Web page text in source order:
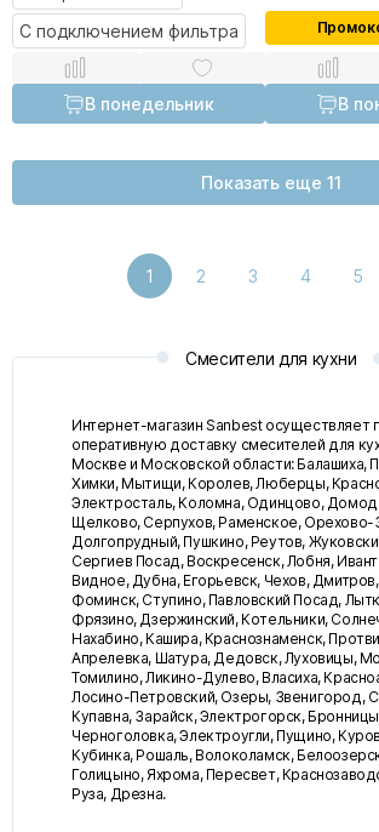
С подключением фильтра
В понедельник В
Показать еще 11
1 2 3 4 5
Смесители для кухни
Интернет-магазин Sanbest осуществляет
оперативную доставку смесителей для
Москве и Московской области: Балашиха,
Химки, Мытищи, Королев, Люберцы,
Электросталь, Коломна, Одинцово,
Щелково, Серпухов, Раменское, Орехово-
Долгопрудный, Пушкино, Реутов,
Сергиев Посад, Воскресенск, Лобня,
Видное, Дубна, Егорьевск, Чехов,
Фоминск, Ступино, Павловский Посад,
Фрязино, Дзержинский, Котельники,
Нахабино, Кашира, Краснознаменск,
Апрелевка, Шатура, Дедовск, Луховицы,
Томилино, Ликино-Дулево, Власиха,
Лосино-Петровский, Озеры, Звенигород,
Купавна, Зарайск, Электрогорск,
Черноголовка, Электроугли, Пущино,
Кубинка, Рошаль, Волоколамск,
Голицыно, Яхрома, Пересвет,
Руза, Дрезна.